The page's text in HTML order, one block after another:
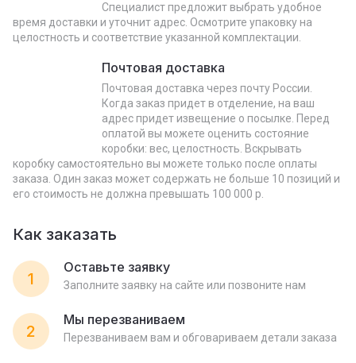
Специалист предложит выбрать удобное
время доставки и уточнит адрес. Осмотрите упаковку на
целостность и соответствие указанной комплектации.
Почтовая доставка
Почтовая доставка через почту России.
Когда заказ придет в отделение, на ваш
адрес придет извещение о посылке. Перед
оплатой вы можете оценить состояние
коробки: вес, целостность. Вскрывать
коробку самостоятельно вы можете только после оплаты
заказа. Один заказ может содержать не больше 10 позиций и
его стоимость не должна превышать 100 000 р.
Как заказать
1
Оставьте заявку
Заполните заявку на сайте или позвоните нам
2
Мы перезваниваем
Перезваниваем вам и обговариваем детали заказа